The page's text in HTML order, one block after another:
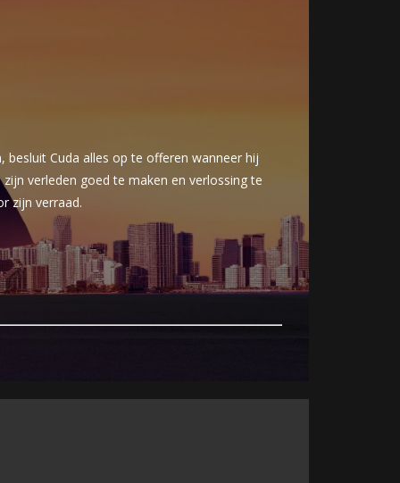
Cuda alles op te offeren wanneer hij
verleden goed te maken en verlossing te
zijn verraad.